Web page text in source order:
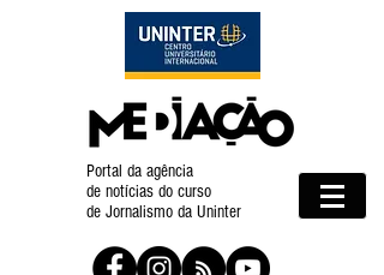
Portal da agência
de notícias do curso
de Jornalismo da Uninter